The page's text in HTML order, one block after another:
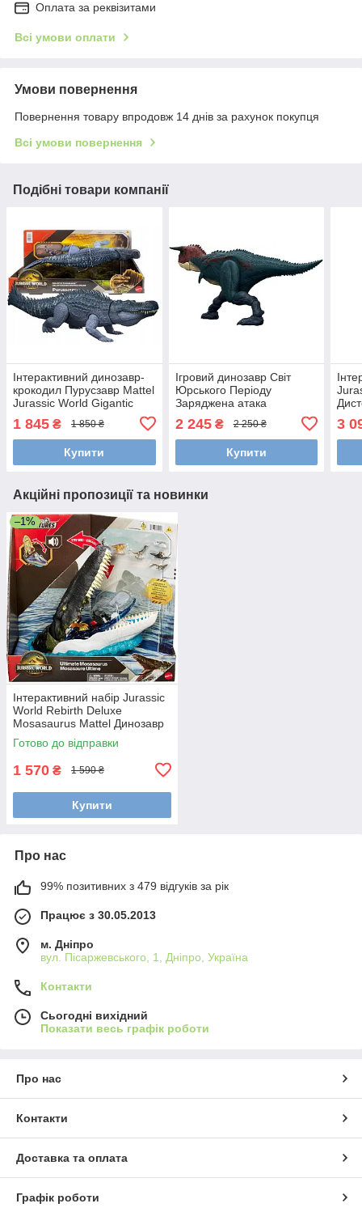
Оплата за реквізитами
Всі умови оплати
Умови повернення
Повернення товару впродовж 14 днів за рахунок покупця
Всі умови повернення
Подібні товари компанії
Інтерактивний динозавр-
крокодил Пурусзавр Mattel
Jurassic World Gigantic
Thrashers Purussaurus 37
см JGB94 з кодом AR
1 845 ₴ 1 850 ₴
Купити
Ігровий динозавр Світ
Юрського Періоду
Заряджена атака
Карнотавра Jurassic World
модель JKG85 від Mattel
оригінал Carnotaurus
2 245₴ 2 250 ₴
Купити
3
Акційні пропозиції та новинки
–1%
Інтерактивний набір Jurassic
World Rebirth Deluxe
Mosasaurus Mattel Динозавр
Мозазавр зі звуком та
фігурками JGB60
Готово до відправки
1 570 ₴ 1 590 ₴
Купити
Про нас
99% позитивних з 479 відгуків за рік
Працює з 30.05.2013
м. Дніпро
вул. Пісаржевського, 1, Дніпро, Україна
Контакти
Сьогодні вихідний
Показати весь графік роботи
Про нас
Контакти
Доставка та оплата
Графік роботи